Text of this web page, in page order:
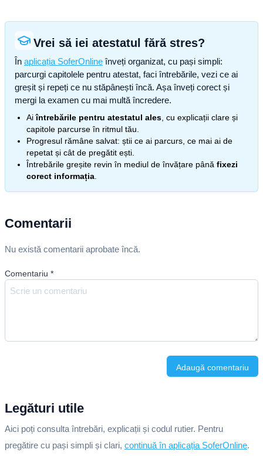
Vrei să iei atestatul fără stres?
În aplicația SoferOnline înveți organizat, cu pași simpli:
parcurgi capitolele pentru atestat, faci întrebările, vezi ce ai
greșit și repeți ce nu stăpânești încă. Așa înveți corect și
mergi la examen cu mai multă încredere.
Aiîntrebările pentru atestatul ales , cu explicații clare și
capitole parcurse în ritmul tău.
Progresul rămâne salvat: știi ce ai parcurs, ce mai ai de
repetat și cât de pregătit ești.
Întrebările greșite revin în mediul de învățare până fixezi
corect informația
Comentarii
Nu există comentarii aprobate încă.
Comentariu *
Adaugă comentariu
Legături utile
Aici poți consulta întrebări, explicații și codul rutier. Pentru
pregătire cu pași simpli și clari, continuă în aplicația SoferOnline.